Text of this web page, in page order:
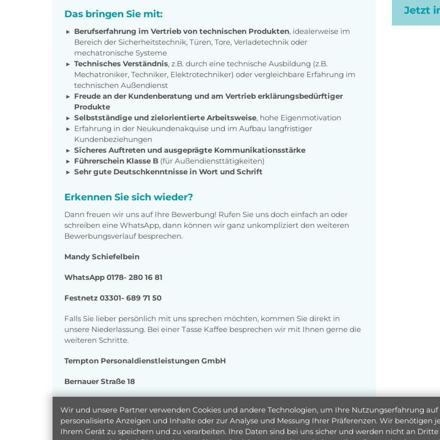
Das bringen Sie mit:
Berufserfahrung im Vertrieb von technischen Produkten, idealerweise im
Bereich der Sicherheitstechnik, Türen, Tore, Verladetechnik oder
mechatronische Systeme
Technisches Verständnis, z.B. durch eine technische Ausbildung (z.B.
Mechatroniker, Techniker, Elektrotechniker) oder vergleichbare Erfahrung im
technischen Außendienst
Freude an der Kundenberatung und am Vertrieb erklärungsbedürftiger
Produkte
Selbstständige und zielorientierte Arbeitsweise, hohe Eigenmotivation
Erfahrung in der Neukundenakquise und im Aufbau langfristiger
Kundenbeziehungen
Sicheres Auftreten und ausgeprägte Kommunikationsstärke
Führerschein Klasse B (für Außendiensttätigkeiten)
Sehr gute Deutschkenntnisse in Wort und Schrift
Erkennen Sie sich wieder?
Dann freuen wir uns auf Ihre Bewerbung! Rufen Sie uns doch einfach an oder
schreiben eine WhatsApp, dann können wir ganz unkompliziert den weiteren
Bewerbungsverlauf besprechen.
Mandy Schiefelbein
WhatsApp 0178- 280 16 81
Festnetz 03301- 689 71 50
Falls Sie lieber persönlich mit uns sprechen möchten, kommen Sie direkt in
unsere Niederlassung. Bei einer Tasse Kaffee besprechen wir mit Ihnen gerne die
weiteren Schritte.
Tempton Personaldienstleistungen GmbH
Bernauer Straße 18
Über Tempton
Jetzt
Wir und unsere Partner verwenden Cookies und andere Technologien, um Ihre Nutzungserfahrung auf
personalisierte Anzeigen und Inhalte oder zur Analyse und Messung Ihrer Präferenzen. Wir
Ihrem Gerät zu speichern und zu verarbeiten. Ihre Daten sind bei uns sicher und werden nicht an